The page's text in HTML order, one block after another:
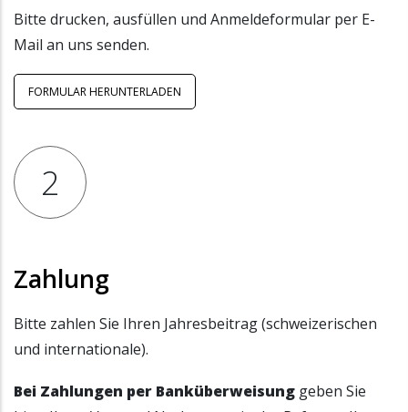
Bitte drucken, ausfüllen und Anmeldeformular per E-
Mail an uns senden.
FORMULAR HERUNTERLADEN
2
Zahlung
Bitte zahlen Sie Ihren Jahresbeitrag (schweizerischen
und internationale).
Bei Zahlungen per Banküberweisung geben Sie